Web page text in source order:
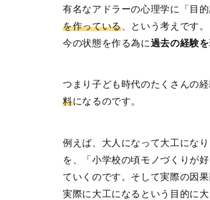
有名なアドラーの心理学に「目
を作っている、という考えです
今の状態を作る為に過去の経験
つまり子ども時代のたくさんの
料になるのです。
例えば、大人になって大工にな
を、「小学校の頃モノづくりが
ていくのです。そして実際の因
実際に大工になるという目的に